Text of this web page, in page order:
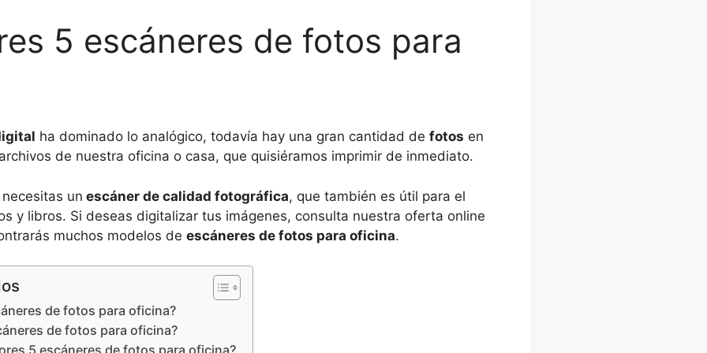
5 escáneres de fotos para
ha dominado lo analógico, todavía hay una gran cantidad de fotos en
de nuestra oficina o casa, que quisiéramos imprimir de inmediato.
un escáner de calidad fotográfica, que también es útil para el
y libros. Si deseas digitalizar tus imágenes, consulta nuestra oferta online
muchos modelos de escáneres de fotos para oficina.
de fotos para oficina?
de fotos para oficina?